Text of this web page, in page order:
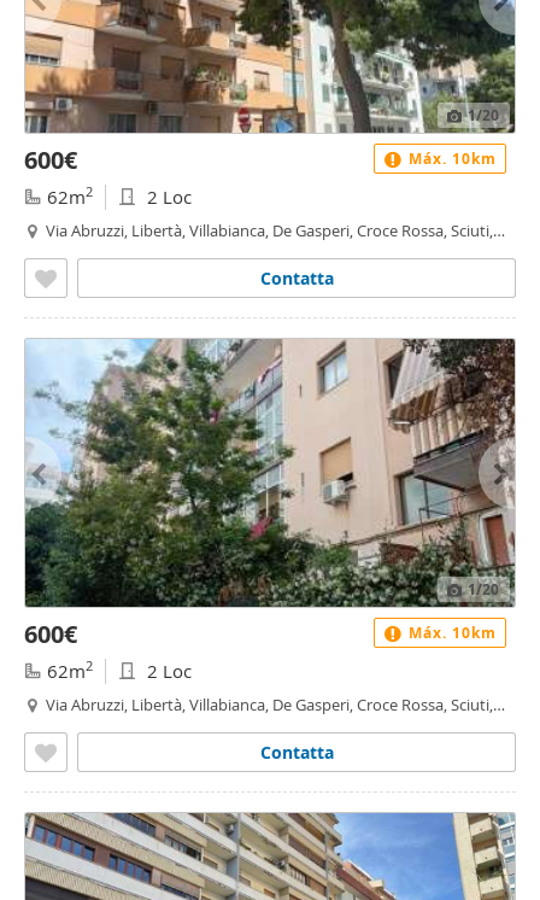
1/20
600€
62m2 2 Loc
Via Abruzzi, Libertà, Villabianca, De Gasperi, Croce Rossa, Sciuti,
Contatta
Máx. 10km
1/20
600€
62m2 2 Loc
Via Abruzzi, Libertà, Villabianca, De Gasperi, Croce Rossa, Sciuti,
Contatta
Máx. 10km